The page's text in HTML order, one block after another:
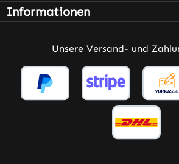
Informationen
Unsere Versand- und